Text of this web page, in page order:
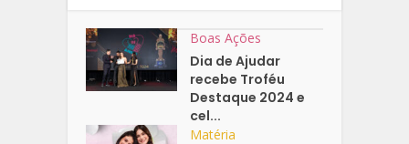
Boas Ações
Dia de Ajudar
recebe Troféu
Destaque 2024 e
cel...
Matéria